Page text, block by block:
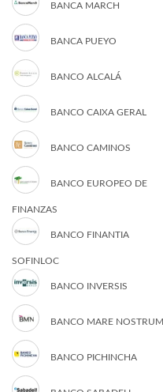
BANCA MARCH
BANCA PUEYO
BANCO ALCALÁ
BANCO CAIXA GERAL
BANCO CAMINOS
BANCO EUROPEO DE
FINANZAS
BANCO FINANTIA
SOFINLOC
BANCO INVERSIS
BANCO MARE NOSTRUM
BANCO PICHINCHA